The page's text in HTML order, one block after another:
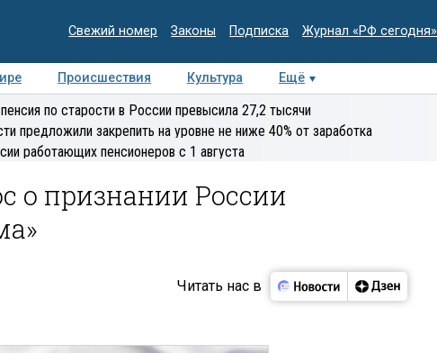
Свежий номер Законы Подписка Журнал «РФ сегодня»
Происшествия Культура Ещё
Медиацентр Интервью Колумнисты
экспертиза
по старости в России превысила 27,2 тысячи
предложили закрепить на уровне не ниже 40% от заработка
работающих пенсионеров с 1 августа
о признании России
Читать нас в